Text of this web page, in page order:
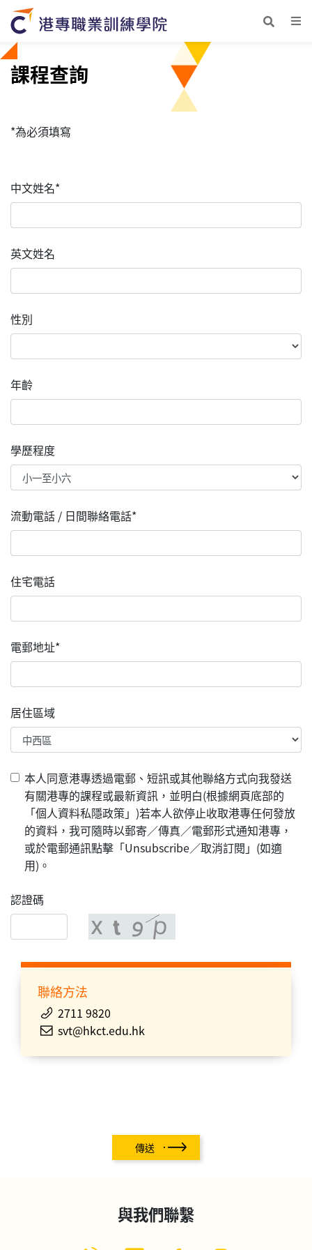
課程查詢
*為必須填寫
中文姓名*
英文姓名
性別
年齡
學歷程度
流動電話 / 日間聯絡電話*
住宅電話
電郵地址*
居住區域
本人同意港專透過電郵、短訊或其他聯絡方式向我發送
有關港專的課程或最新資訊，並明白(根據網頁底部的
「個人資料私隱政策」)若本人欲停止收取港專任何發放
的資料，我可隨時以郵寄／傳真／電郵形式通知港專，
或於電郵通訊點擊「Unsubscribe／取消訂閱」(如適
用)。
認證碼
聯絡方法
2711 9820
svt@hkct.edu.hk
傳送
與我們聯繫